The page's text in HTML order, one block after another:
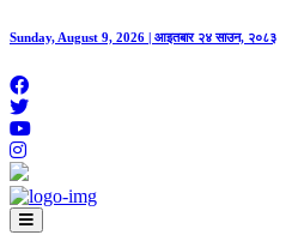
Sunday, August 9, 2026 | आइतबार २४ साउन, २०८३